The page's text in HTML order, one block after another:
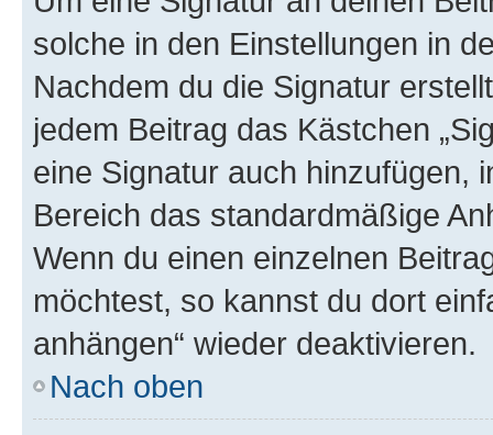
solche in den Einstellungen in
Nachdem du die Signatur
jedem Beitrag das Kästchen
eine Signatur auch hinzufügen,
Bereich das standardmäßige
Wenn du einen einzelnen
möchtest, so kannst du dort
anhängen“ wieder deaktivieren.
Nach oben